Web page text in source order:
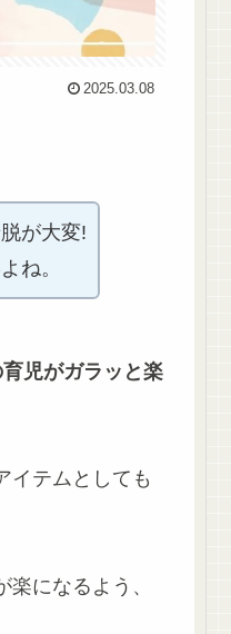
2025.03.08
が大変!
ね。
児がガラッと楽
イテムとしても
になるよう、